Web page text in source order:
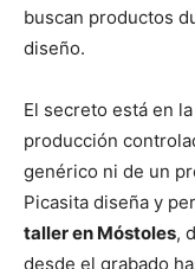
buscan productos
diseño.
El secreto está en
producción
genérico ni de un
Picasita diseña y
taller en Móstoles,
desde el grabado